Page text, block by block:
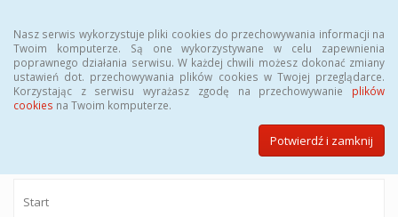
Nasz serwis wykorzystuje pliki cookies do przechowywania informacji na
Twoim komputerze. Są one wykorzystywane w celu zapewnienia
poprawnego działania serwisu. W każdej chwili możesz dokonać zmiany
ustawień dot. przechowywania plików cookies w Twojej przeglądarce.
Korzystając z serwisu wyrażasz zgodę na przechowywanie plików
cookies na Twoim komputerze.
Potwierdź i zamknij
BIULETYN INFORMACJI PUBLICZNEJ
Urzędu Miasta Opola
Start